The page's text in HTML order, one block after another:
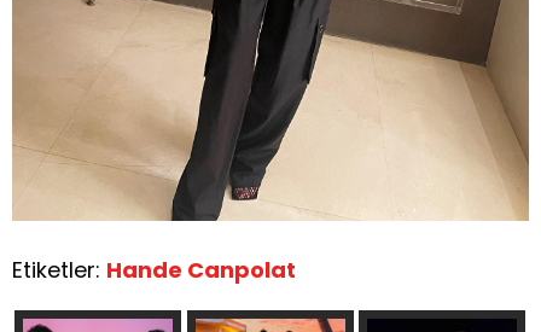
Etiketler: Hande Canpolat